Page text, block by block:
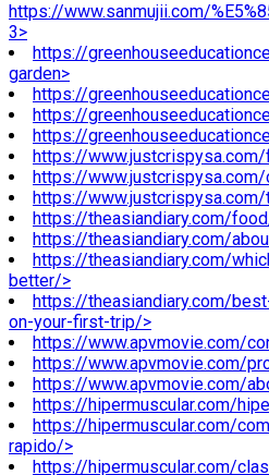
https://www.sanmujii.com/
3>
https://
garden>
https://
https://
https://
https://
https://
https://
https://theasiandiary.com/
https://theasiandiary.com/
https://theasiandiary.com/
better/>
https://theasiandiary.com/
on-your-first-trip/>
https://www.apvmovie.com/
https://www.apvmovie.com/
https://www.apvmovie.com/
https://hipermuscular.com/
https://hipermuscular.com/
rapido/>
https://hipermuscular.com/